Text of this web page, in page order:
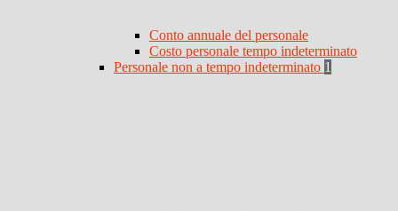
Conto annuale del personale
Costo personale tempo indeterminato
Personale non a tempo indeterminato 1